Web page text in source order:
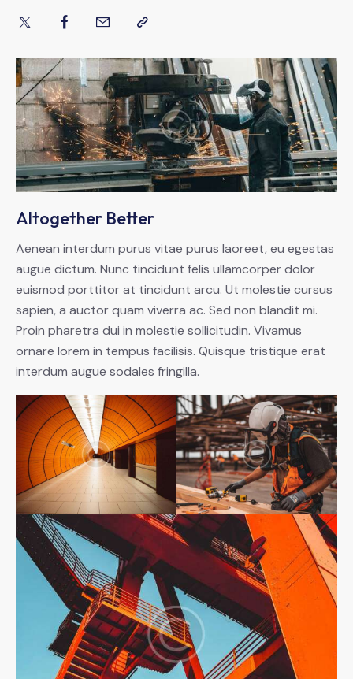
Altogether Better
Aenean interdum purus vitae purus laoreet, eu egestas
augue dictum. Nunc tincidunt felis ullamcorper dolor
euismod porttitor at tincidunt arcu. Ut molestie cursus
sapien, a auctor quam viverra ac. Sed non blandit mi.
Proin pharetra dui in molestie sollicitudin. Vivamus
ornare lorem in tempus facilisis. Quisque tristique erat
interdum augue sodales fringilla.